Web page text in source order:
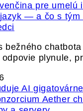
pre umelú
jazyk — a čo s tým
bežného
odpovie plynule,